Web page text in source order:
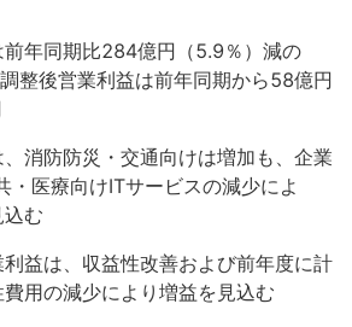
前年同期比284億円（5.9％）減の
整後営業利益は前年同期から58億円
、消防防災・交通向けは増加も、企業
・医療向けITサービスの減少によ
込む
利益は、収益性改善および前年度に計
用の減少により増益を見込む